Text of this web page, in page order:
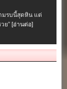
มรบนี้สุดหิน แต่
ย”[อ่านต่อ]